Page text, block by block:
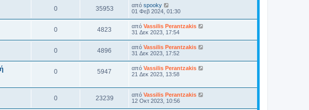
0 35953 από spooky
01 Φεβ 2024, 01:30
0 4823 από Vassilis Perantzakis
31 Δεκ 2023, 17:54
0 4896 από Vassilis Perantzakis
31 Δεκ 2023, 17:52
0 5947 από Vassilis Perantzakis
21 Δεκ 2023, 13:58
0 23239 από Vassilis Perantzakis
12 Οκτ 2023, 10:56